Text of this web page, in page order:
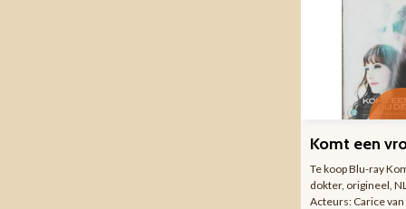
Te koop Blu-ray
dokter, origineel,
Acteurs: Carice